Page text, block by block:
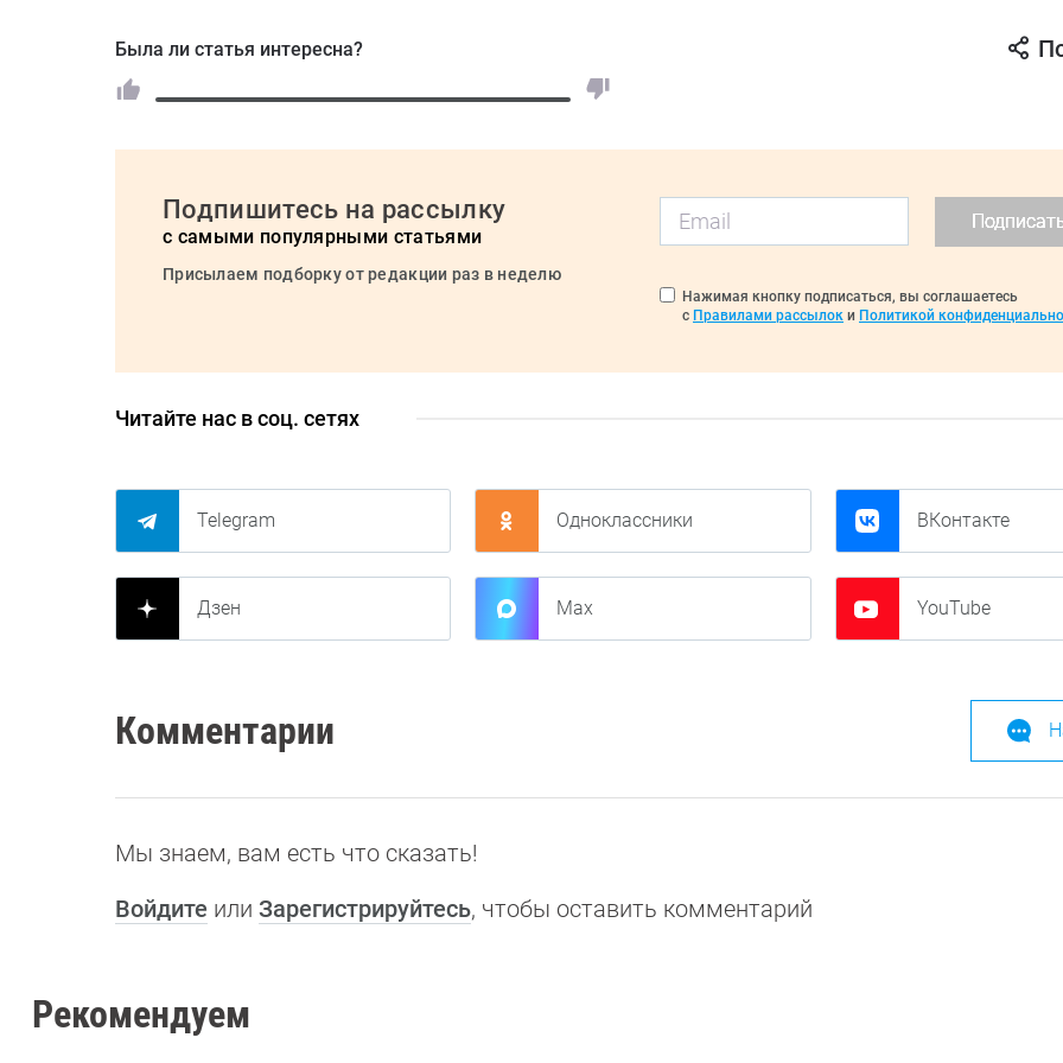
Была ли статья интересна?
Подпишитесь на рассылку
с самыми популярными статьями
Присылаем подборку от редакции раз в неделю
Нажимая кнопку подписаться, вы соглашаетесь
с Правилами рассылок и Политикой
Читайте нас в соц. сетях
Telegram Одноклассники ВКонтакте
Дзен Max YouTube
Комментарии
Мы знаем, вам есть что сказать!
Войдите или Зарегистрируйтесь, чтобы оставить комментарий
Рекомендуем